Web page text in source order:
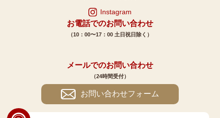
Instagram
お電話でのお問い合わせ
（10：00〜17：00 土日祝日除く）
メールでのお問い合わせ
（24時間受付）
お問い合わせフォーム